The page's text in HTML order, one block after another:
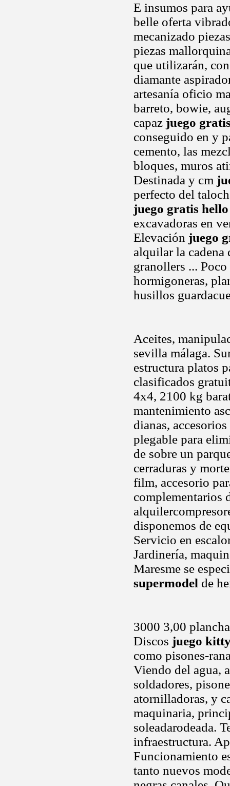
E insumos para
belle oferta
mecanizado
piezas
que utilizarán,
diamante
artesanía oficio
barreto, bowie,
capaz juego
conseguido en y
cemento, las
bloques, muros
Destinada y cm
perfecto del
juego gratis
excavadoras en
Elevación juego
alquilar la cadena
granollers ...
hormigoneras,
husillos
Aceites,
sevilla málaga.
estructura platos
clasificados
4x4, 2100 kg
mantenimiento
dianas,
plegable para
de sobre un
cerraduras y
film, accesorio
complementarios
disponemos de
Servicio en
Jardinería,
Maresme se
supermodel de
3000 3,00
Discos juego
como pisones-
Viendo del agua,
soldadores,
atornilladoras, y
maquinaria,
soleadarodeada.
infraestructura.
Funcionamiento
tanto nuevos